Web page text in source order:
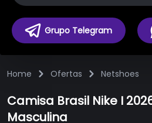
Grupo Telegram
Home Ofertas Netshoes
Camisa Brasil Nike I
Masculina